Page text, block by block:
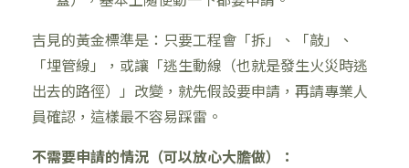
吉見的黃金標準是：只要工程會「拆」、「敲」、
「埋管線」，或讓「逃生動線（也就是發生火災時逃
出去的路徑）」改變，就先假設要申請，再請專業人
員確認，這樣最不容易踩雷。
不需要申請的情況（可以放心大膽做）：